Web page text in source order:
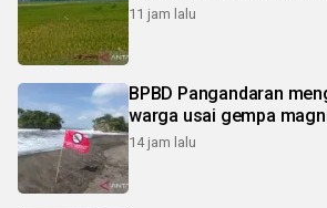
11 jam lalu
BPBD Pangandaran
warga usai gempa
14 jam lalu